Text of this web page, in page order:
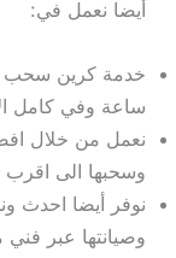
أيضا نعمل في:
ساعة وفي كامل
نعمل من خلال
وسحبها الى اقرب
نوفر أيضا احدث
وصيانتها عبر